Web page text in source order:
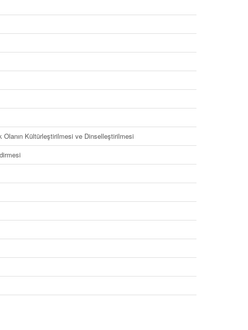
Kültürleştirilmesi ve Dinselleştirilmesi